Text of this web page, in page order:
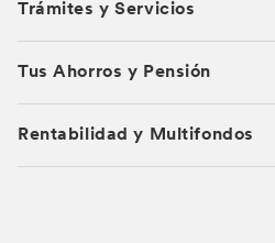
Trámites y Servicios
Tus Ahorros y Pensión
Rentabilidad y Multifondos